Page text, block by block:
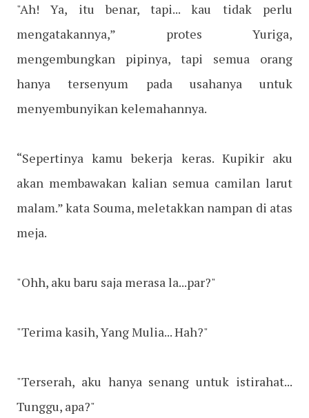
"Ah! Ya, itu benar, tapi... kau tidak perlu
mengatakannya,” protes Yuriga,
mengembungkan pipinya, tapi semua orang
hanya tersenyum pada usahanya untuk
menyembunyikan kelemahannya.
“Sepertinya kamu bekerja keras. Kupikir aku
akan membawakan kalian semua camilan larut
malam.” kata Souma, meletakkan nampan di atas
meja.
"Ohh, aku baru saja merasa la...par?"
"Terima kasih, Yang Mulia... Hah?"
"Terserah, aku hanya senang untuk istirahat...
Tunggu, apa?"